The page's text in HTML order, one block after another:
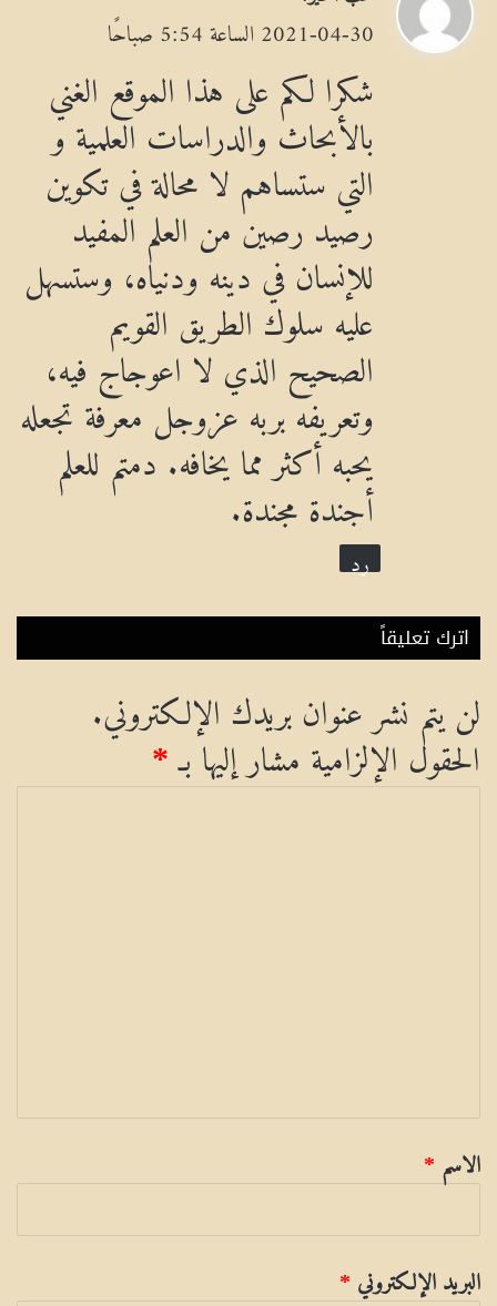
ق
و
ل
2021-04-30 الساعة 5:54 صباحًا
شكرا لكم على هذا الموقع الغني
بالأبحاث والدراسات العلمية و
التي ستساهم لا محالة في تكوين
رصيد رصين من العلم المفيد
للإنسان في دينه ودنياه، وستسهل
عليه سلوك الطريق القويم
الصحيح الذي لا اعوجاج فيه،
وتعريفه بربه عزوجل معرفة تجعله
يحبه أكثر مما يخافه. دمتم للعلم
أجندة مجندة.
رد
اترك تعليقاً
لن يتم نشر عنوان بريدك الإلكتروني.
الحقول الإلزامية مشار إليها بـ*
ا
الاسم*
البريد الإلكتروني*